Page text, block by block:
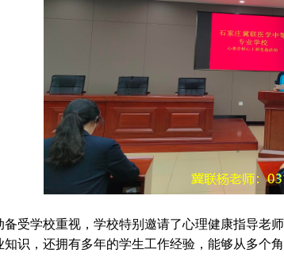
备受学校重视，学校特别邀请了心理健康指导老
知识，还拥有多年的学生工作经验，能够从多个